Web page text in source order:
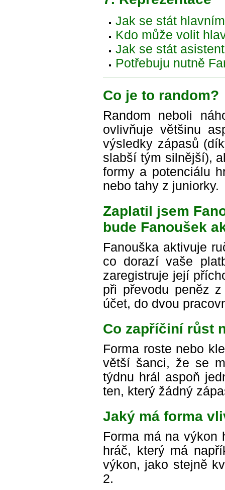
Jak se stát
Kdo může volit
Jak se stát
Potřebuju nutně
Co je to random?
Random neboli
ovlivňuje většinu
výsledky zápasů
slabší tým silnější),
formy a potenciálu
nebo tahy z juniorky.
Zaplatil jsem
bude Fanoušek
Fanouška aktivuje
co dorazí vaše
zaregistruje její
při převodu peněz
účet, do dvou
Co zapříčiní růst
Forma roste nebo
větší šanci, že se
týdnu hrál aspoň
ten, který žádný
Jaký má forma
Forma má na výkon
hráč, který má
výkon, jako stejně
2.